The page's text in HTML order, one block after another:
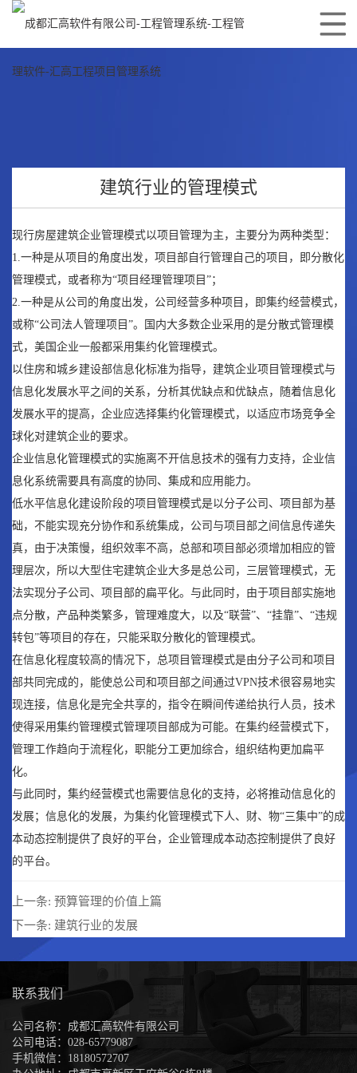
建筑行业的管理模式
现行房屋建筑企业管理模式以项目管理为主，主要分为两种类型：
1.一种是从项目的角度出发，项目部自行管理自己的项目，即分散化
管理模式，或者称为“项目经理管理项目”；
2.一种是从公司的角度出发，公司经营多种项目，即集约经营模式，
或称“公司法人管理项目”。国内大多数企业采用的是分散式管理模
式，美国企业一般都采用集约化管理模式。
以住房和城乡建设部信息化标准为指导，建筑企业项目管理模式与
信息化发展水平之间的关系，分析其优缺点和优缺点，随着信息化
发展水平的提高，企业应选择集约化管理模式，以适应市场竞争全
球化对建筑企业的要求。
企业信息化管理模式的实施离不开信息技术的强有力支持，企业信
息化系统需要具有高度的协同、集成和应用能力。
低水平信息化建设阶段的项目管理模式是以分子公司、项目部为基
础，不能实现充分协作和系统集成，公司与项目部之间信息传递失
真，由于决策慢，组织效率不高，总部和项目部必须增加相应的管
理层次，所以大型住宅建筑企业大多是总公司，三层管理模式，无
法实现分子公司、项目部的扁平化。与此同时，由于项目部实施地
点分散，产品种类繁多，管理难度大，以及“联营”、“挂靠”、“违规
转包”等项目的存在，只能采取分散化的管理模式。
在信息化程度较高的情况下，总项目管理模式是由分子公司和项目
部共同完成的，能使总公司和项目部之间通过VPN技术很容易地实
现连接，信息化是完全共享的，指令在瞬间传递给执行人员，技术
使得采用集约管理模式管理项目部成为可能。在集约经营模式下，
管理工作趋向于流程化，职能分工更加综合，组织结构更加扁平
化。
与此同时，集约经营模式也需要信息化的支持，必将推动信息化的
发展；信息化的发展，为集约化管理模式下人、财、物“三集中”的成
本动态控制提供了良好的平台，企业管理成本动态控制提供了良好
的平台。
上一条: 预算管理的价值上篇
下一条: 建筑行业的发展
联系我们
公司名称：成都汇高软件有限公司
公司电话：028-65779087
手机微信：18180572707